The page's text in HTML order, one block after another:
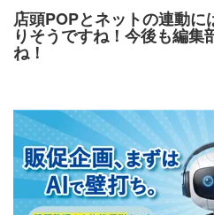
店頭POPとネットの連動
りそうですね！今後も編
ね！